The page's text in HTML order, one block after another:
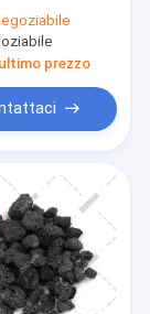
di
prezzo